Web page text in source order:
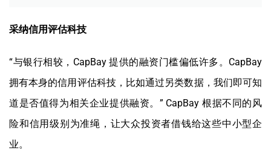
采纳信用评估科技
“与银行相较，CapBay 提供的融资门槛偏低许多。CapBay
拥有本身的信用评估科技，比如通过另类数据，我们即可知
道是否值得为相关企业提供融资。” CapBay 根据不同的风
险和信用级别为准绳，让大众投资者借钱给这些中小型企
业。